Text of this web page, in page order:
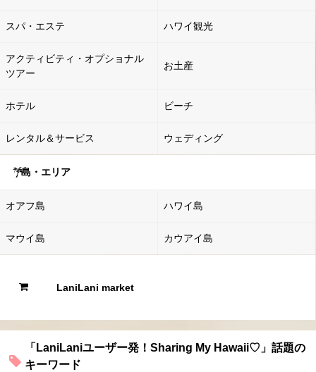
スパ・エステ ハワイ観光
アクティビティ・オプショナル
ツアー
お土産
ホテル ビーチ
レンタル＆サービス ウェディング
島・エリア
オアフ島 ハワイ島
マウイ島 カウアイ島
LaniLani market
「LaniLaniユーザー発！Sharing My Hawaii♡」話題の
キーワード